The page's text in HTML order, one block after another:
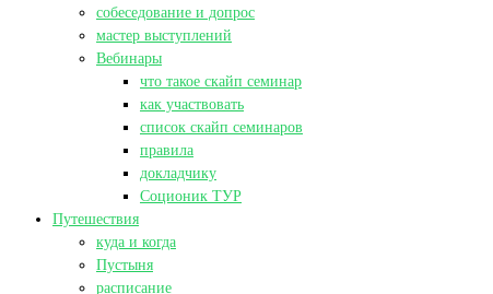
собеседование и допрос
мастер выступлений
Вебинары
что такое скайп семинар
как участвовать
список скайп семинаров
правила
докладчику
Соционик ТУР
Путешествия
куда и когда
Пустыня
расписание